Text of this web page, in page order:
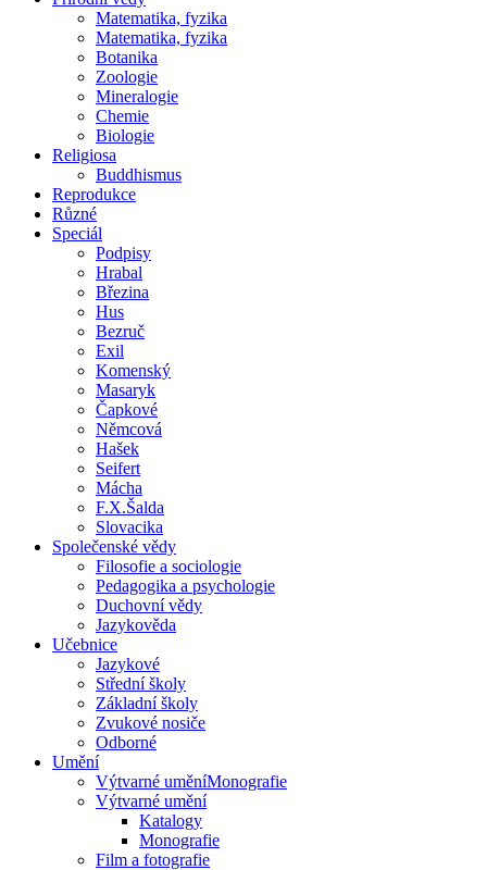
Matematika, fyzika
Matematika, fyzika
Botanika
Zoologie
Mineralogie
Chemie
Biologie
Religiosa
Buddhismus
Reprodukce
Různé
Speciál
Podpisy
Hrabal
Březina
Hus
Bezruč
Exil
Komenský
Masaryk
Čapkové
Němcová
Hašek
Seifert
Mácha
F.X.Šalda
Slovacika
Společenské vědy
Filosofie a sociologie
Pedagogika a psychologie
Duchovní vědy
Jazykověda
Učebnice
Jazykové
Střední školy
Základní školy
Zvukové nosiče
Odborné
Umění
Výtvarné uměníMonografie
Výtvarné umění
Katalogy
Monografie
Film a fotografie